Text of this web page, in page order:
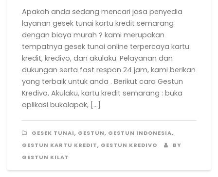
Apakah anda sedang mencari jasa penyedia
layanan gesek tunai kartu kredit semarang
dengan biaya murah ? kami merupakan
tempatnya gesek tunai online terpercaya kartu
kredit, kredivo, dan akulaku. Pelayanan dan
dukungan serta fast respon 24 jam, kami berikan
yang terbaik untuk anda . Berikut cara Gestun
Kredivo, Akulaku, kartu kredit semarang : buka
aplikasi bukalapak, […]
GESEK TUNAI, GESTUN, GESTUN INDONESIA,
GESTUN KARTU KREDIT, GESTUN KREDIVO
BY
GESTUN KILAT